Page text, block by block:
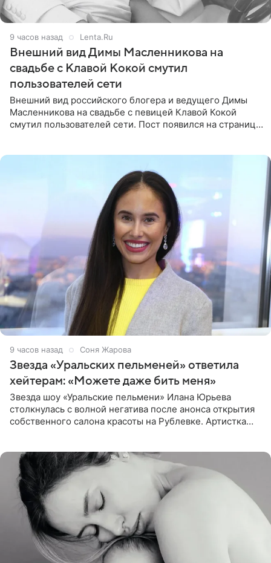
9 часов назад Lenta.Ru
Внешний вид Димы Масленникова на
свадьбе с Клавой Кокой смутил
пользователей сети
Внешний вид российского блогера и ведущего Димы
Масленникова на свадьбе с певицей Клавой Кокой
смутил пользователей сети. Пост появился на странице
9 часов назад Соня Жарова
Звезда «Уральских пельменей» ответила
хейтерам: «Можете даже бить меня»
Звезда шоу «Уральские пельмени» Илана Юрьева
столкнулась с волной негатива после анонса открытия
собственного салона красоты на Рублевке. Артистка